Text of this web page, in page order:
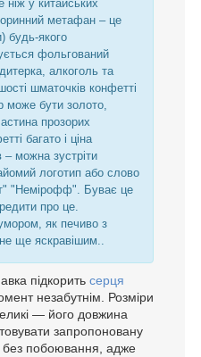
ніж у китайських
метафан – це
будь-якого
фольгований
алкоголь та
шматочків конфетті
може бути золото,
прозорих
багато і ціна
– можна зустріти
логотип або слово
"Немірофф". Буває це
про це.
як печиво з
ще яскравішим..
підкорить серця
незабутнім. Розміри
— його довжина
запропоновану
побоювання, адже